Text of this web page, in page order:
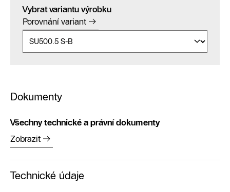
Vybrat variantu výrobku
Porovnání variant
Dokumenty
Všechny technické a právní dokumenty
Zobrazit
Technické údaje